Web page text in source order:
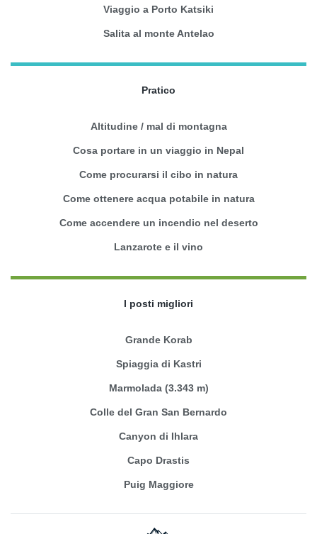
Viaggio a Porto Katsiki
Salita al monte Antelao
Pratico
Altitudine / mal di montagna
Cosa portare in un viaggio in Nepal
Come procurarsi il cibo in natura
Come ottenere acqua potabile in natura
Come accendere un incendio nel deserto
Lanzarote e il vino
I posti migliori
Grande Korab
Spiaggia di Kastri
Marmolada (3.343 m)
Colle del Gran San Bernardo
Canyon di Ihlara
Capo Drastis
Puig Maggiore